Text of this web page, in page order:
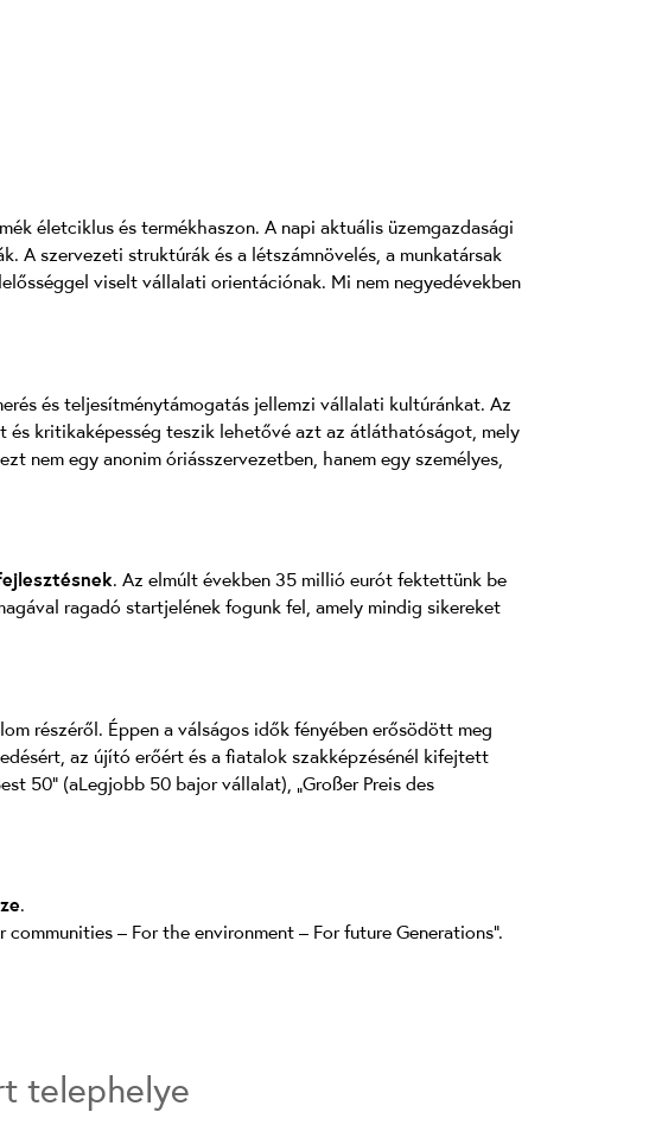
életciklus és termékhaszon. A napi aktuális üzemgazdasági
A szervezeti struktúrák és a létszámnövelés, a munkatársak
viselt vállalati orientációnak. Mi nem negyedévekben
és teljesítménytámogatás jellemzi vállalati kultúránkat. Az
és kritikaképesség teszik lehetővé azt az átláthatóságot, mely
nem egy anonim óriásszervezetben, hanem egy személyes,
. Az elmúlt években 35 millió eurót fektettünk be
ragadó startjelének fogunk fel, amely mindig sikereket
részéről. Éppen a válságos idők fényében erősödött meg
az újító erőért és a fiatalok szakképzésénél kifejtett
50” (aLegjobb 50 bajor vállalat), „Großer Preis des
.
– For the environment – For future Generations”.
telephelye